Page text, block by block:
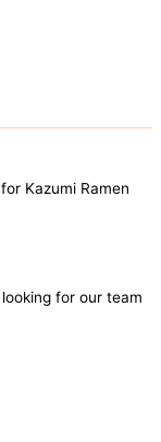
Kazumi Ramen
for our team